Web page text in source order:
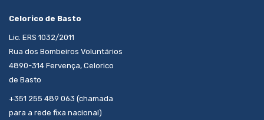
Celorico de Basto
Lic. ERS 1032/2011
Rua dos Bombeiros Voluntários
4890-314 Fervença, Celorico
de Basto
+351 255 489 063 (chamada
para a rede fixa nacional)